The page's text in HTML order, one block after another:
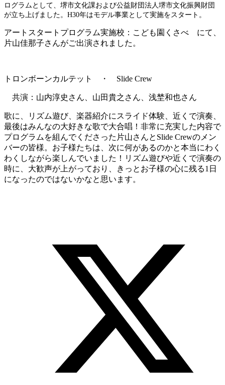
ログラムとして、堺市文化課および公益財団法人堺市文化振興財団
が立ち上げました。H30年はモデル事業として実施をスタート。
アートスタートプログラム実施校：こども園くさべ にて、
片山佳那子さんがご出演されました。
トロンボーンカルテット ・ Slide Crew
共演：山内淳史さん、山田貴之さん、浅埜和也さん
歌に、リズム遊び、楽器紹介にスライド体験、近くで演奏、
最後はみんなの大好きな歌で大合唱！非常に充実した内容で
プログラムを組んでくださった片山さんとSlide Crewのメン
バーの皆様。お子様たちは、次に何があるのかと本当にわく
わくしながら楽しんでいました！リズム遊びや近くで演奏の
時に、大歓声が上がっており、きっとお子様の心に残る1日
になったのではないかなと思います。